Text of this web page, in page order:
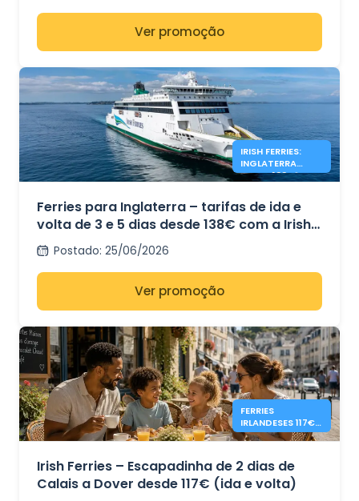
Ver promoção
IRISH FERRIES:
INGLATERRA
DESDE 138€*
Ferries para Inglaterra – tarifas de ida e
volta de 3 e 5 dias desde 138€ com a Irish
Ferries
Postado: 25/06/2026
Ver promoção
FERRIES
IRLANDESES 117€
CALAIS - DOVER
DIAS
Irish Ferries – Escapadinha de 2 dias de
Calais a Dover desde 117€ (ida e volta)